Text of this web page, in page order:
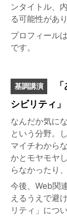
ンタイトル、
る可能性があ
プロフィール
です。
基調講演
シビリティ」
なんだか気に
という分野。
マイチわから
かとモヤモヤ
らなかったり
今後、Web関
えるうえで避
リティ」につ